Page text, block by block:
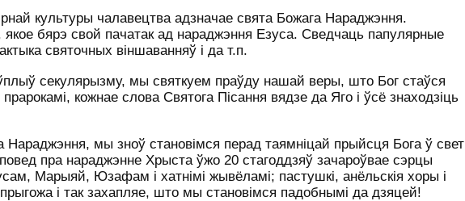
культуры чалавецтва адзначае свята Божага Нараджэння.
якое бярэ свой пачатак ад нараджэння Езуса. Сведчаць папулярные
святочных віншаванняў і да т.п.
секулярызму, мы святкуем праўду нашай веры, што Бог стаўся
кожнае слова Святога Пісання вядзе да Яго і ўсё знаходзіць
мы зноў становімся перад таямніцай прыйсця Бога ў свет
пра нараджэнне Хрыста ўжо 20 стагоддзяў зачароўвае сэрцы
Марыяй, Юзафам і хатнімі жывёламі; пастушкі, анёльскія хоры і
і так захапляе, што мы становімся падобнымі да дзяцей!